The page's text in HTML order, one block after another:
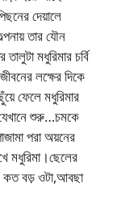
দেয়ালে
তার যৌন
মধুরিমার চর্বি
লক্ষের দিকে
ফেলে মধুরিমার
শুরু…চমকে
পরা অয়নের
মধুরিমা।ছেলের
কত বড় ওটা,আবছা